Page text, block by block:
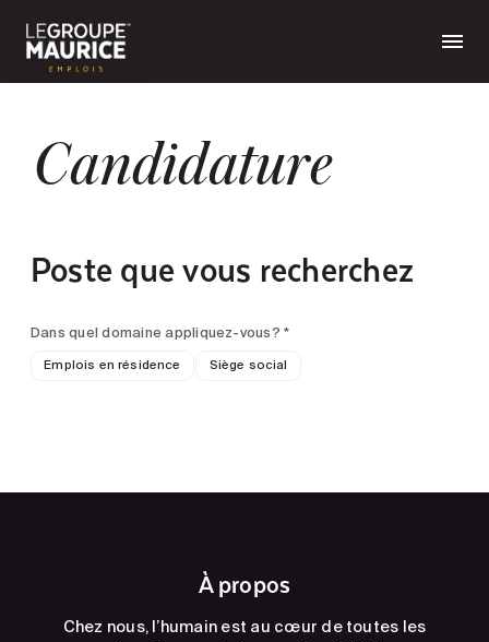
Candidature
Poste que vous recherchez
Dans quel domaine appliquez-vous? *
Emplois en résidence Siège social
À propos
Chez nous, l’humain est au cœur de toutes les